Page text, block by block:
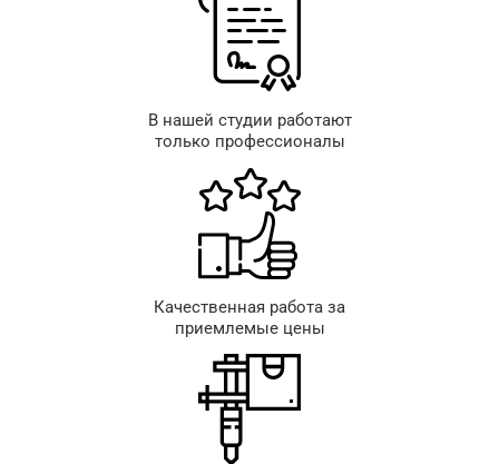
В нашей студии работают
только профессионалы
Качественная работа за
приемлемые цены